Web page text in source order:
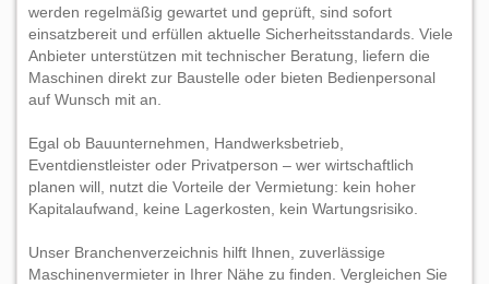
werden regelmäßig gewartet und geprüft, sind sofort
einsatzbereit und erfüllen aktuelle Sicherheitsstandards. Viele
Anbieter unterstützen mit technischer Beratung, liefern die
Maschinen direkt zur Baustelle oder bieten Bedienpersonal
auf Wunsch mit an.
Egal ob Bauunternehmen, Handwerksbetrieb,
Eventdienstleister oder Privatperson – wer wirtschaftlich
planen will, nutzt die Vorteile der Vermietung: kein hoher
Kapitalaufwand, keine Lagerkosten, kein Wartungsrisiko.
Unser Branchenverzeichnis hilft Ihnen, zuverlässige
Maschinenvermieter in Ihrer Nähe zu finden. Vergleichen Sie